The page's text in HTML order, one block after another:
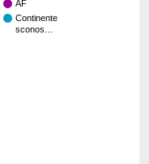
AF
Continente
sconos…